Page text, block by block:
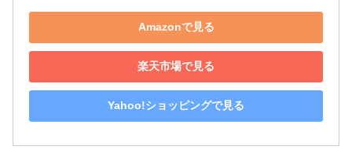
Amazonで見る
楽天市場で見る
Yahoo!ショッピングで見る